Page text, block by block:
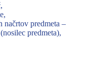
načrtov predmeta –
predmeta),